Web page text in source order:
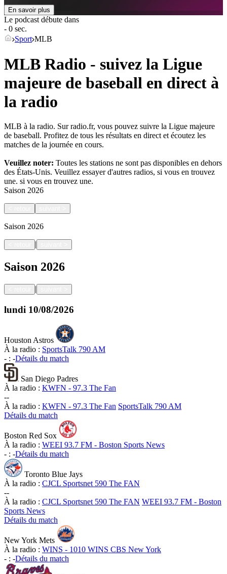
En savoir plus
Le podcast débute dans
- 0 sec.
Sport MLB
MLB Radio - suivez la Ligue
majeure de baseball en direct à
la radio
MLB à la radio. Sur radio.fr, vous pouvez suivre la Ligue majeure
de baseball. Profitez de tous les résultats en direct et écoutez les
matches de la journée en cours.
Veuillez noter: Toutes les stations ne sont pas disponibles en dehors
des États-Unis. Veuillez essayer d'autres radios, si vous en trouvez
une. si vous en trouvez une.
Saison 2026
Saison 2026
|
Saison 2026
|
lundi 10/08/2026
Houston Astros
À la radio : SportsTalk 790 AM
- : -Détails du match
San Diego Padres
À la radio : KWFN - 97.3 The Fan
--
À la radio : KWFN - 97.3 The Fan SportsTalk 790 AM
Détails du match
Boston Red Sox
À la radio : WEEI 93.7 FM - Boston Sports News
- : -Détails du match
Toronto Blue Jays
À la radio : CJCL Sportsnet 590 The FAN
--
À la radio : CJCL Sportsnet 590 The FAN WEEI 93.7 FM - Boston
Sports News
Détails du match
New York Mets
À la radio : WINS - 1010 WINS CBS New York
- : -Détails du match